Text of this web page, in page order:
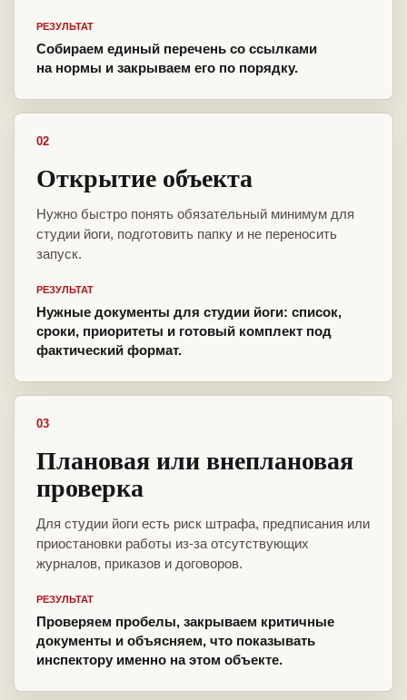
РЕЗУЛЬТАТ
Собираем единый перечень со ссылками
на нормы и закрываем его по порядку.
02
Открытие объекта
Нужно быстро понять обязательный минимум для
студии йоги, подготовить папку и не переносить
запуск.
РЕЗУЛЬТАТ
Нужные документы для студии йоги: список,
сроки, приоритеты и готовый комплект под
фактический формат.
03
Плановая или внеплановая
проверка
Для студии йоги есть риск штрафа, предписания или
приостановки работы из-за отсутствующих
журналов, приказов и договоров.
РЕЗУЛЬТАТ
Проверяем пробелы, закрываем критичные
документы и объясняем, что показывать
инспектору именно на этом объекте.